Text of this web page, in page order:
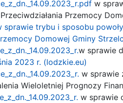
w
Przemocy
trybu i sposobu
Domowej Gminy
w sprawie
2023 r. (lodzkie.eu)
w sprawie
Wieloletniej Prognozy
w sprawie